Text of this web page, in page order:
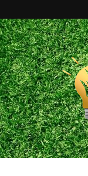
Blog